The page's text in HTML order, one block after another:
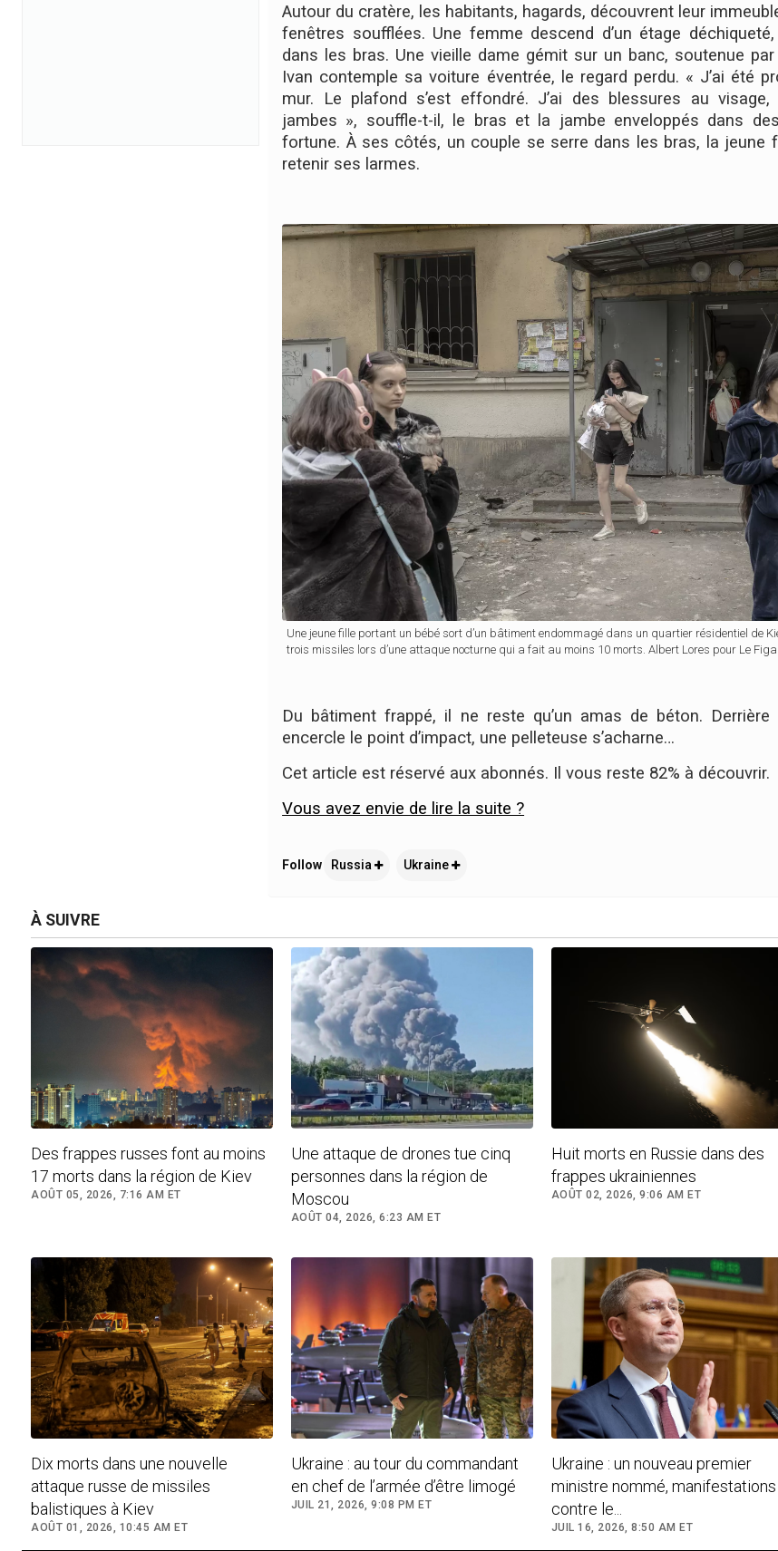
Autour du cratère, les habitants, hagards, découvrent leur
fenêtres soufflées. Une femme descend d’un étage
dans les bras. Une vieille dame gémit sur un banc, soutenue
Ivan contemple sa voiture éventrée, le regard perdu. « J’ai été
mur. Le plafond s’est effondré. J’ai des blessures au
jambes », souffle-t-il, le bras et la jambe enveloppés dans
fortune. À ses côtés, un couple se serre dans les bras, la jeune
retenir ses larmes.
Une jeune fille portant un bébé sort d’un bâtiment endommagé dans un quartier résidentiel de
trois missiles lors d’une attaque nocturne qui a fait au moins 10 morts. Albert Lores pour Le
Du bâtiment frappé, il ne reste qu’un amas de béton. Derrière
encercle le point d’impact, une pelleteuse s’acharne…
Cet article est réservé aux abonnés. Il vous reste 82% à découvrir.
Vous avez envie de lire la suite ?
Follow Russia Ukraine
À SUIVRE
Des frappes russes font au moins
17 morts dans la région de Kiev
AOÛT 05, 2026, 7:16 AM ET
Une attaque de drones tue cinq
personnes dans la région de
Moscou
AOÛT 04, 2026, 6:23 AM ET
Huit morts en Russie dans des
frappes ukrainiennes
AOÛT 02, 2026, 9:06 AM ET
Dix morts dans une nouvelle
attaque russe de missiles
balistiques à Kiev
AOÛT 01, 2026, 10:45 AM ET
Ukraine : au tour du commandant
en chef de l’armée d’être limogé
JUIL 21, 2026, 9:08 PM ET
Ukraine : un nouveau premier
ministre nommé, manifestations
contre le...
JUIL 16, 2026, 8:50 AM ET